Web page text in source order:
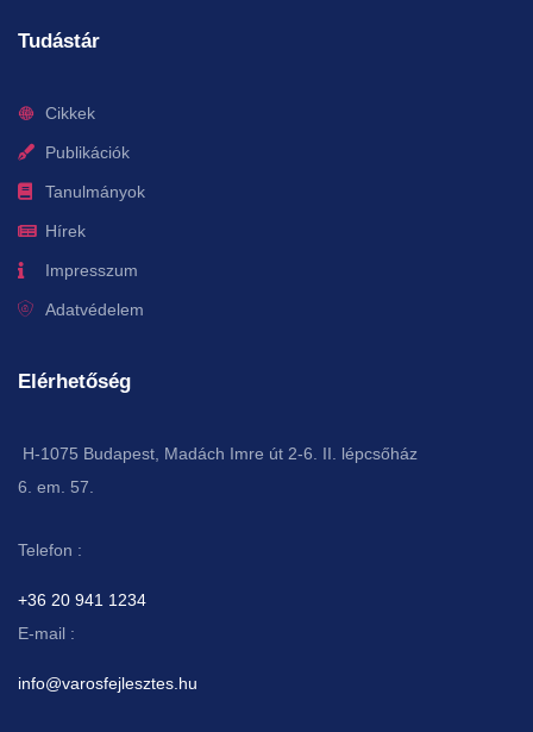
Tudástár
Cikkek
Publikációk
Tanulmányok
Hírek
Impresszum
Adatvédelem
Elérhetőség
H-1075 Budapest, Madách Imre út 2-6. II. lépcsőház
6. em. 57.
Telefon :
+36 20 941 1234
E-mail :
info@varosfejlesztes.hu